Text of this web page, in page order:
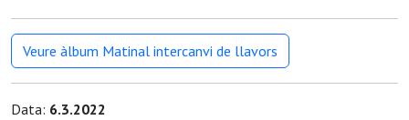
Veure àlbum Matinal intercanvi de llavors
Data: 6.3.2022